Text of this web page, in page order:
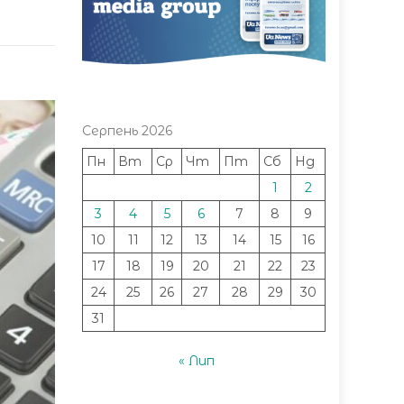
Серпень 2026
Пн
Вт Ср Чт Пт Сб
Нд
1
2
3
4 5 6 7 8
9
10
11 12 13 14 15
16
17
18 19 20 21 22
23
24
25 26 27 28 29
30
31
« Лип